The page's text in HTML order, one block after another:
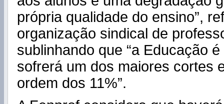
própria qualidade do ensino”,
organização sindical de
sublinhando que “a Educação
sofrerá um dos maiores cortes
ordem dos 11%”.